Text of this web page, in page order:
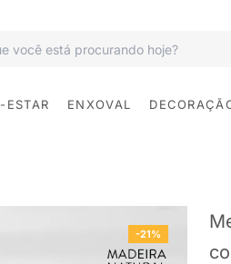
ESTAR ENXOVAL
-21%